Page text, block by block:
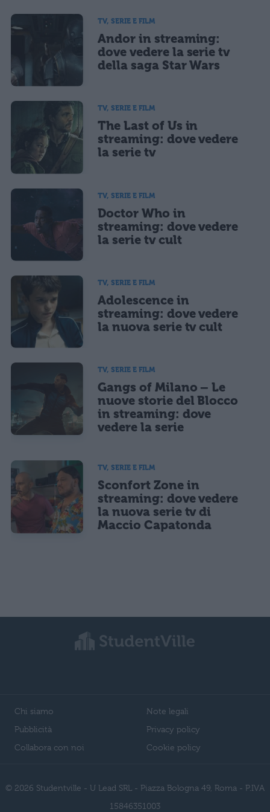
TV, SERIE E FILM
Andor in streaming:
dove vedere la serie tv
della saga Star Wars
TV, SERIE E FILM
The Last of Us in
streaming: dove vedere
la serie tv
TV, SERIE E FILM
Doctor Who in
streaming: dove vedere
la serie tv cult
TV, SERIE E FILM
Adolescence in
streaming: dove vedere
la nuova serie tv cult
TV, SERIE E FILM
Gangs of Milano – Le
nuove storie del Blocco
in streaming: dove
vedere la serie
TV, SERIE E FILM
Sconfort Zone in
streaming: dove vedere
la nuova serie tv di
Maccio Capatonda
Chi siamo
Pubblicità
Collabora con noi
Note legali
Privacy policy
Cookie policy
© 2026 Studentville - U Lead SRL - Piazza Bologna 49, Roma - P.IVA
15846351003